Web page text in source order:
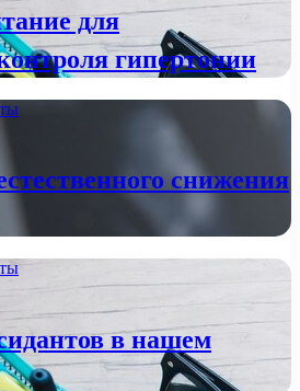
для
гипертонии
снижения
в нашем